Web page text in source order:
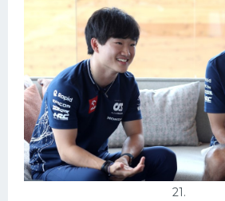
21.